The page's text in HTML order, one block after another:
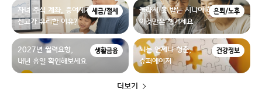
세금/절세
자녀 주식 계좌, 증여세가 없더라도
신고가 유리한 이유?
은퇴/노후
몰라서 못 받는 시니어 혜택,
이것만은 챙기세요
생활금융
2027년 월력요항,
내년 휴일 확인해보세요
건강정보
뇌는 언제나 청춘,
슈퍼에이저
더보기